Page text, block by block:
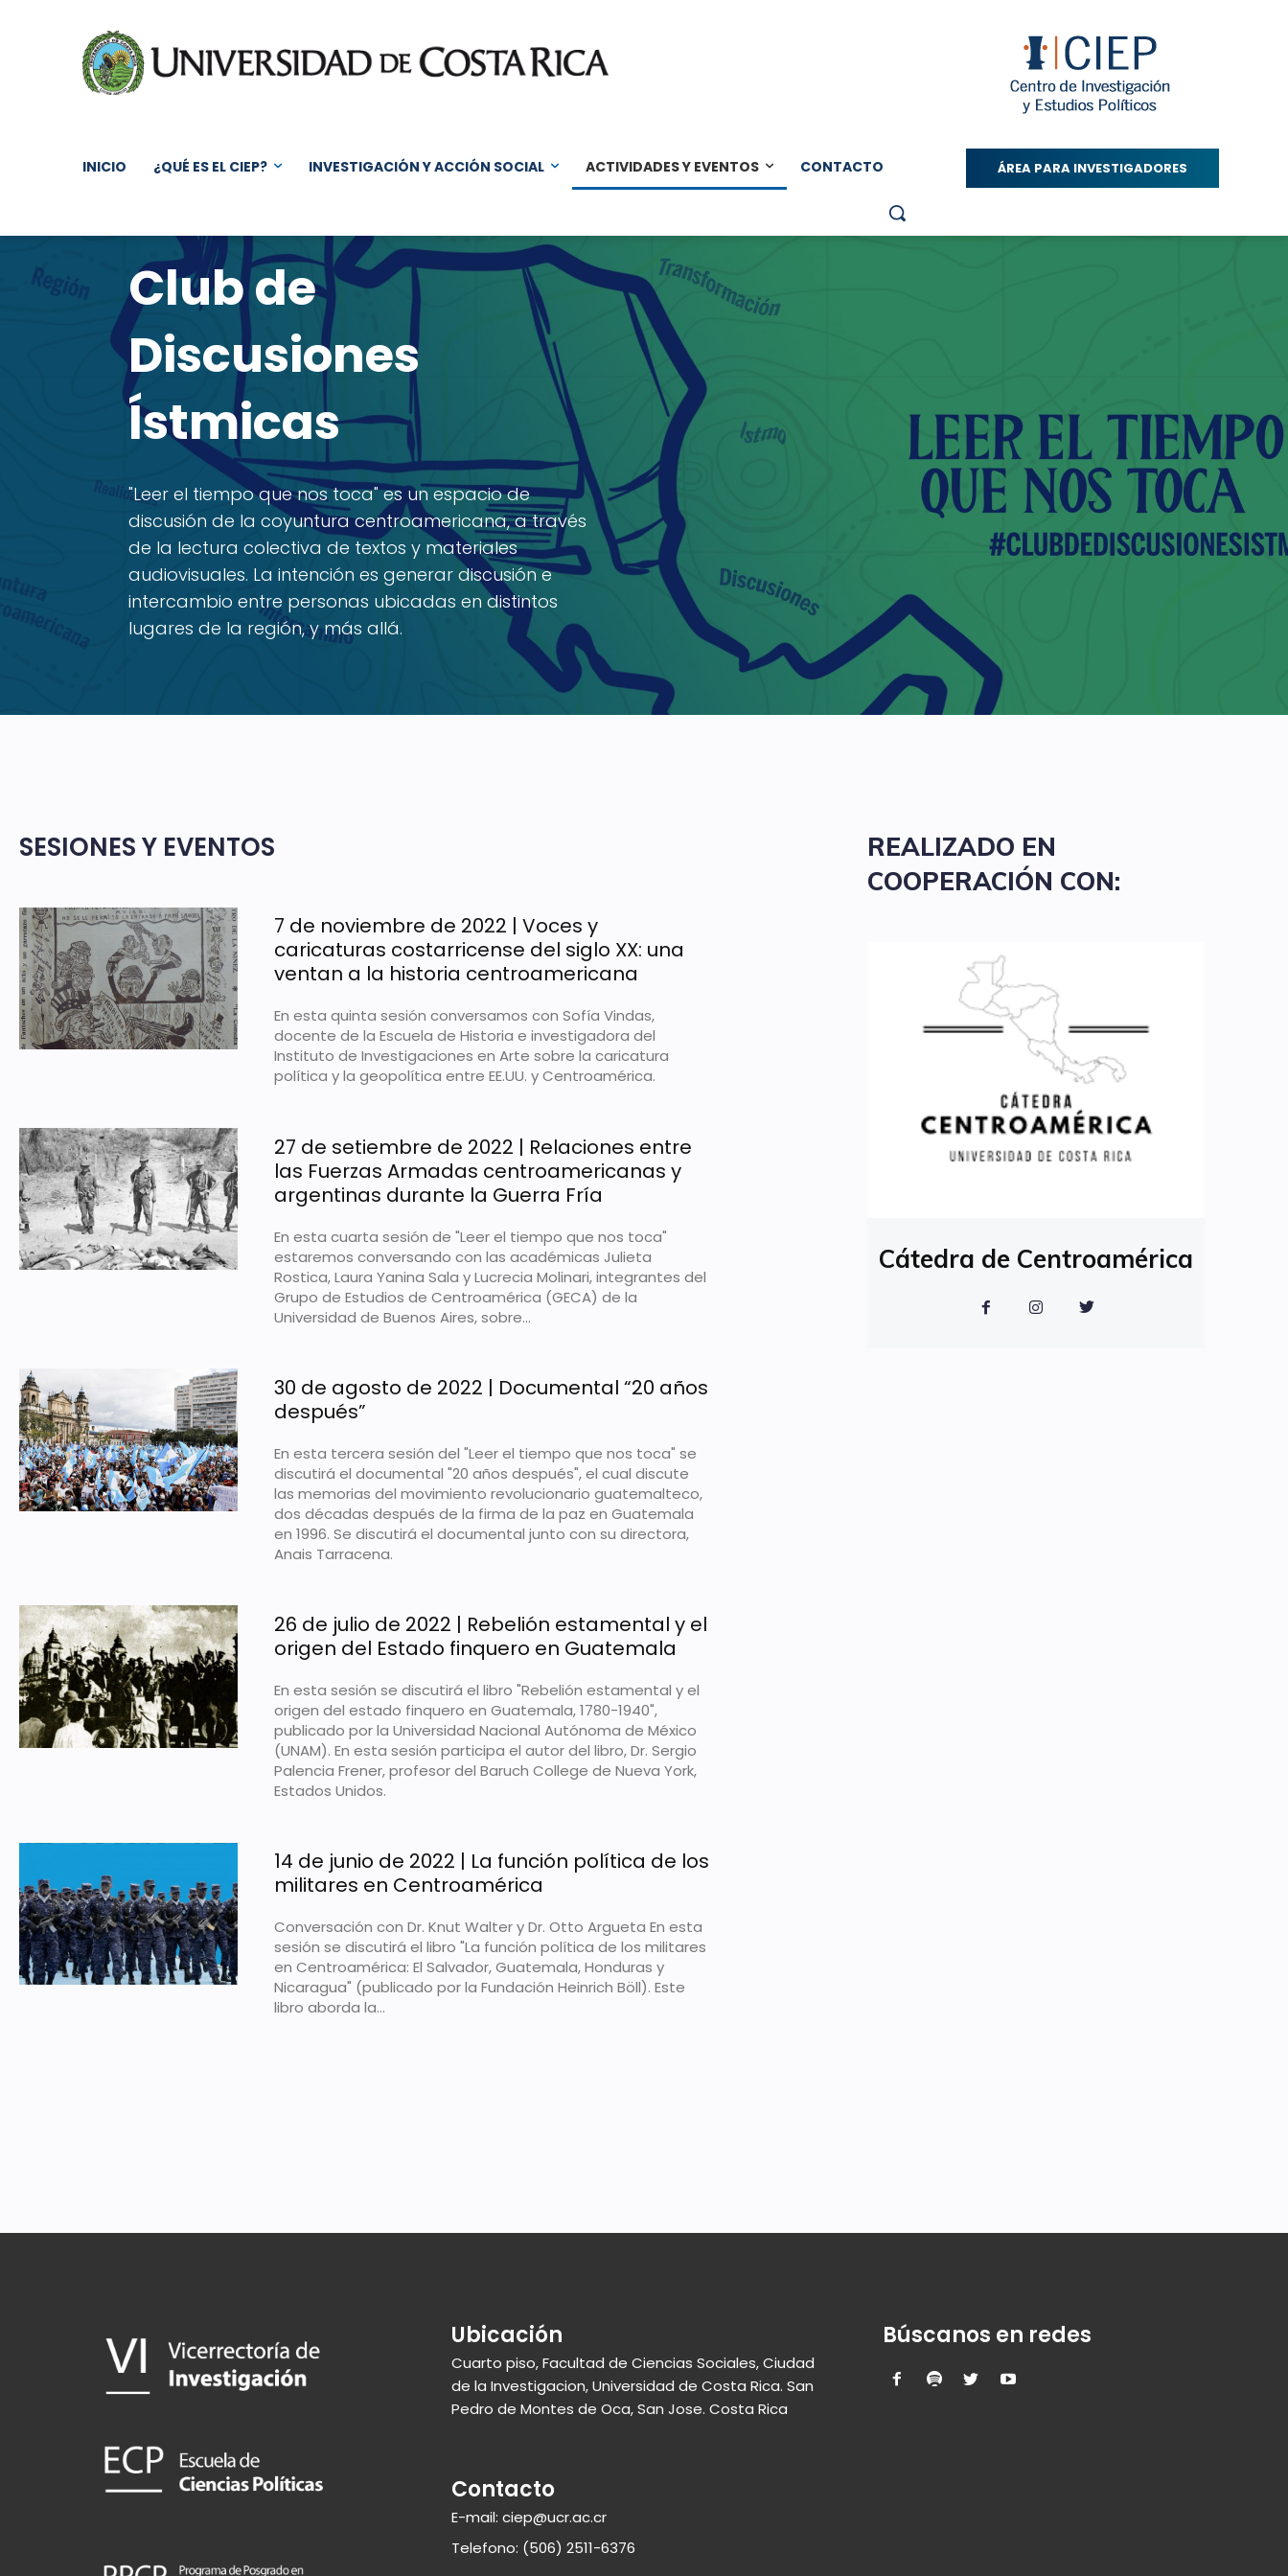
INICIO ¿QUÉ ES EL CIEP? INVESTIGACIÓN Y ACCIÓN SOCIAL ACTIVIDADES Y EVENTOS CONTACTO ÁREA PARA INVESTIGADORES
Club de
Discusiones
Ístmicas
"Leer el tiempo que nos toca" es un espacio de
discusión de la coyuntura centroamericana, a través
de la lectura colectiva de textos y materiales
audiovisuales. La intención es generar discusión e
intercambio entre personas ubicadas en distintos
lugares de la región, y más allá.
SESIONES Y EVENTOS
7 de noviembre de 2022 | Voces y
caricaturas costarricense del siglo XX: una
ventan a la historia centroamericana
En esta quinta sesión conversamos con Sofía Vindas,
docente de la Escuela de Historia e investigadora del
Instituto de Investigaciones en Arte sobre la caricatura
política y la geopolítica entre EE.UU. y Centroamérica.
27 de setiembre de 2022 | Relaciones entre
las Fuerzas Armadas centroamericanas y
argentinas durante la Guerra Fría
En esta cuarta sesión de "Leer el tiempo que nos toca"
estaremos conversando con las académicas Julieta
Rostica, Laura Yanina Sala y Lucrecia Molinari, integrantes del
Grupo de Estudios de Centroamérica (GECA) de la
Universidad de Buenos Aires, sobre...
30 de agosto de 2022 | Documental “20 años
después”
En esta tercera sesión del "Leer el tiempo que nos toca" se
discutirá el documental "20 años después", el cual discute
las memorias del movimiento revolucionario guatemalteco,
dos décadas después de la firma de la paz en Guatemala
en 1996. Se discutirá el documental junto con su directora,
Anais Tarracena.
26 de julio de 2022 | Rebelión estamental y el
origen del Estado finquero en Guatemala
En esta sesión se discutirá el libro "Rebelión estamental y el
origen del estado finquero en Guatemala, 1780-1940",
publicado por la Universidad Nacional Autónoma de México
(UNAM). En esta sesión participa el autor del libro, Dr. Sergio
Palencia Frener, profesor del Baruch College de Nueva York,
Estados Unidos.
14 de junio de 2022 | La función política de los
militares en Centroamérica
Conversación con Dr. Knut Walter y Dr. Otto Argueta En esta
sesión se discutirá el libro "La función política de los militares
en Centroamérica: El Salvador, Guatemala, Honduras y
Nicaragua" (publicado por la Fundación Heinrich Böll). Este
libro aborda la...
REALIZADO EN
COOPERACIÓN CON:
Cátedra de Centroamérica
Ubicación
Cuarto piso, Facultad de Ciencias Sociales, Ciudad
de la Investigacion, Universidad de Costa Rica. San
Pedro de Montes de Oca, San Jose. Costa Rica
Contacto
E-mail: ciep@ucr.ac.cr
Telefono: (506) 2511-6376
Búscanos en redes